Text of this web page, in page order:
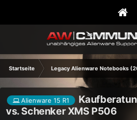
Startseite Legacy Alienware Notebooks
Alienware 15 R1
vs. Schenker XMS P506